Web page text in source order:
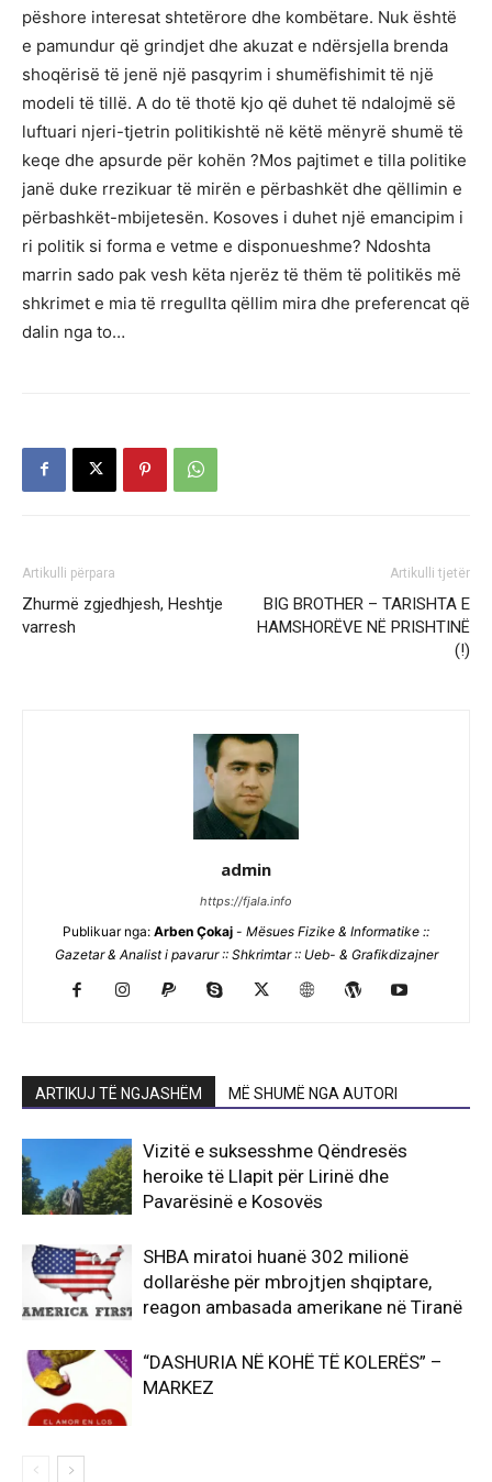
pëshore interesat shtetërore dhe kombëtare. Nuk është
e pamundur që grindjet dhe akuzat e ndërsjella brenda
shoqërisë të jenë një pasqyrim i shumëfishimit të një
modeli të tillë. A do të thotë kjo që duhet të ndalojmë së
luftuari njeri-tjetrin politikishtë në këtë mënyrë shumë të
keqe dhe apsurde për kohën ?Mos pajtimet e tilla politike
janë duke rrezikuar të mirën e përbashkët dhe qëllimin e
përbashkët-mbijetesën. Kosoves i duhet një emancipim i
ri politik si forma e vetme e disponueshme? Ndoshta
marrin sado pak vesh këta njerëz të thëm të politikës më
shkrimet e mia të rregullta qëllim mira dhe preferencat që
dalin nga to…
Artikulli përpara
Zhurmë zgjedhjesh, Heshtje
varresh
Artikulli tjetër
BIG BROTHER – TARISHTA E
HAMSHORËVE NË PRISHTINË
(!)
admin
https://fjala.info
Publikuar nga: Arben Çokaj - Mësues Fizike & Informatike ::
Gazetar & Analist i pavarur :: Shkrimtar :: Ueb- & Grafikdizajner
ARTIKUJ TË NGJASHËM MË SHUMË NGA AUTORI
Vizitë e suksesshme Qëndresës
heroike të Llapit për Lirinë dhe
Pavarësinë e Kosovës
SHBA miratoi huanë 302 milionë
dollarëshe për mbrojtjen shqiptare,
reagon ambasada amerikane në Tiranë
“DASHURIA NË KOHË TË KOLERËS” –
MARKEZ